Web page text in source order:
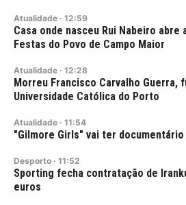
Atualidade · 12:59
Casa onde nasceu Rui Nabeiro abre
Festas do Povo de Campo Maior
Atualidade · 12:28
Morreu Francisco Carvalho Guerra,
Universidade Católica do Porto
Atualidade · 11:54
"Gilmore Girls" vai ter documentário
Desporto · 11:52
Sporting fecha contratação de
euros